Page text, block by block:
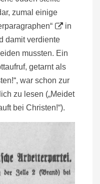
zumal einige
in
damit verdiente
mussten. Ein
getarnt als
war schon zur
zu lesen („Meidet
bei Christen!“).